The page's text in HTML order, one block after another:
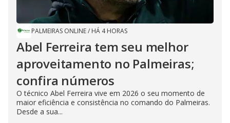
PALMEIRAS ONLINE/ HÁ 4 HORAS
Abel Ferreira tem seu melhor
aproveitamento no Palmeiras;
confira números
O técnico Abel Ferreira vive em 2026 o seu momento de
maior eficiência e consistência no comando do Palmeiras.
Desde a sua...